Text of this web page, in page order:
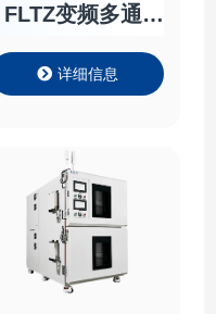
FLTZ变频多通道
详细信息